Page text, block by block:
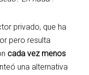
privado, que ha
pero resulta
cada vez menos
una alternativa